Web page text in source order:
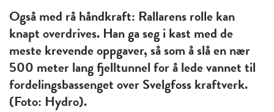
Også med rå håndkraft: Rallarens rolle kan
knapt overdrives. Han ga seg i kast med de
meste krevende oppgaver, så som å slå en nær
500 meter lang fjelltunnel for å lede vannet til
fordelingsbassenget over Svelgfoss kraftverk.
(Foto: Hydro).